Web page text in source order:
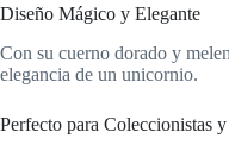
Diseño Mágico y Elegante
Con su cuerno dorado y
elegancia de un unicornio.
Perfecto para Coleccionistas